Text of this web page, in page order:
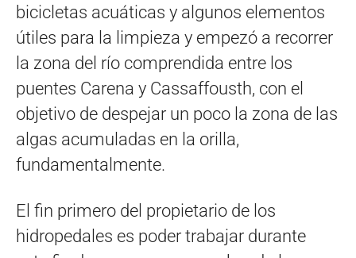
bicicletas acuáticas y algunos elementos
útiles para la limpieza y empezó a recorrer
la zona del río comprendida entre los
puentes Carena y Cassaffousth, con el
objetivo de despejar un poco la zona de las
algas acumuladas en la orilla,
fundamentalmente.
El fin primero del propietario de los
hidropedales es poder trabajar durante